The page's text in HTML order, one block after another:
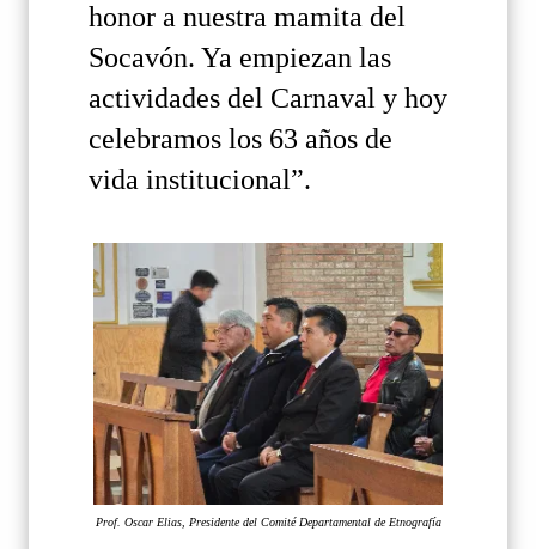
honor a nuestra mamita del
Socavón. Ya empiezan las
actividades del Carnaval y hoy
celebramos los 63 años de
vida institucional”.
Prof. Oscar Elias, Presidente del Comité Departamental de Etnografía